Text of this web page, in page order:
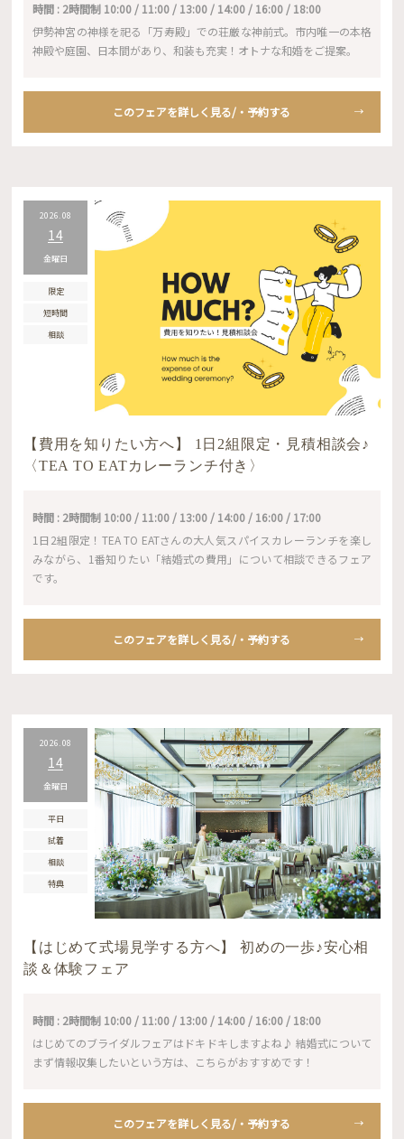
時間 : 2時間制 10:00 / 11:00 / 13:00 / 14:00 / 16:00 / 18:00
伊勢神宮の神様を祀る「万寿殿」での荘厳な神前式。市内唯一の本格
神殿や庭園、日本間があり、和装も充実！オトナな和婚をご提案。
このフェアを詳しく見る/・予約する
2026.08
14
金曜日
限定
短時間
相談
【費用を知りたい方へ】 1日2組限定・見積相談会♪
〈TEA TO EATカレーランチ付き〉
時間 : 2時間制 10:00 / 11:00 / 13:00 / 14:00 / 16:00 / 17:00
1日2組限定！TEA TO EATさんの大人気スパイスカレーランチを楽し
みながら、1番知りたい「結婚式の費用」について相談できるフェア
です。
このフェアを詳しく見る/・予約する
2026.08
14
金曜日
平日
試着
相談
特典
【はじめて式場見学する方へ】 初めの一歩♪安心相
談＆体験フェア
時間 : 2時間制 10:00 / 11:00 / 13:00 / 14:00 / 16:00 / 18:00
はじめてのブライダルフェアはドキドキしますよね♪ 結婚式について
まず情報収集したいという方は、こちらがおすすめです！
このフェアを詳しく見る/・予約する